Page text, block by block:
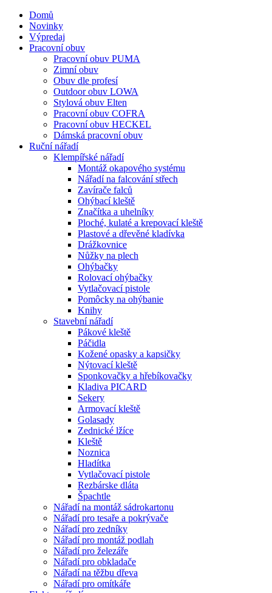
Domů
Novinky
Výpredaj
Pracovní obuv
Pracovní obuv PUMA
Zimní obuv
Obuv dle profesí
Outdoor obuv LOWA
Stylová obuv Elten
Pracovní obuv COFRA
Pracovní obuv HECKEL
Dámská pracovní obuv
Ruční nářadí
Klempířské nářadí
Montáž okapového systému
Nářadí na falcování střech
Zavírače falců
Ohýbací kleště
Značítka a uhelníky
Ploché, kulaté a krepovací kleště
Plastové a dřevěné kladívka
Drážkovnice
Nůžky na plech
Ohýbačky
Rolovací ohýbačky
Vytlačovací pistole
Pomôcky na ohýbanie
Knihy
Stavební nářadí
Pákové kleště
Páčidla
Kožené opasky a kapsičky
Nýtovací kleště
Sponkovačky a hřebíkovačky
Kladiva PICARD
Sekery
Armovací kleště
Golasady
Zednické lžíce
Kleště
Noznica
Hladítka
Vytlačovací pistole
Rezbárske dláta
Špachtle
Nářadí na montáž sádrokartonu
Nářadí pro tesaře a pokrývače
Nářadí pro zedníky
Nářadí pro montáž podlah
Nářadí pro železáře
Nářadí pro obkladače
Nářadí na těžbu dřeva
Nářadí pro omítkáře